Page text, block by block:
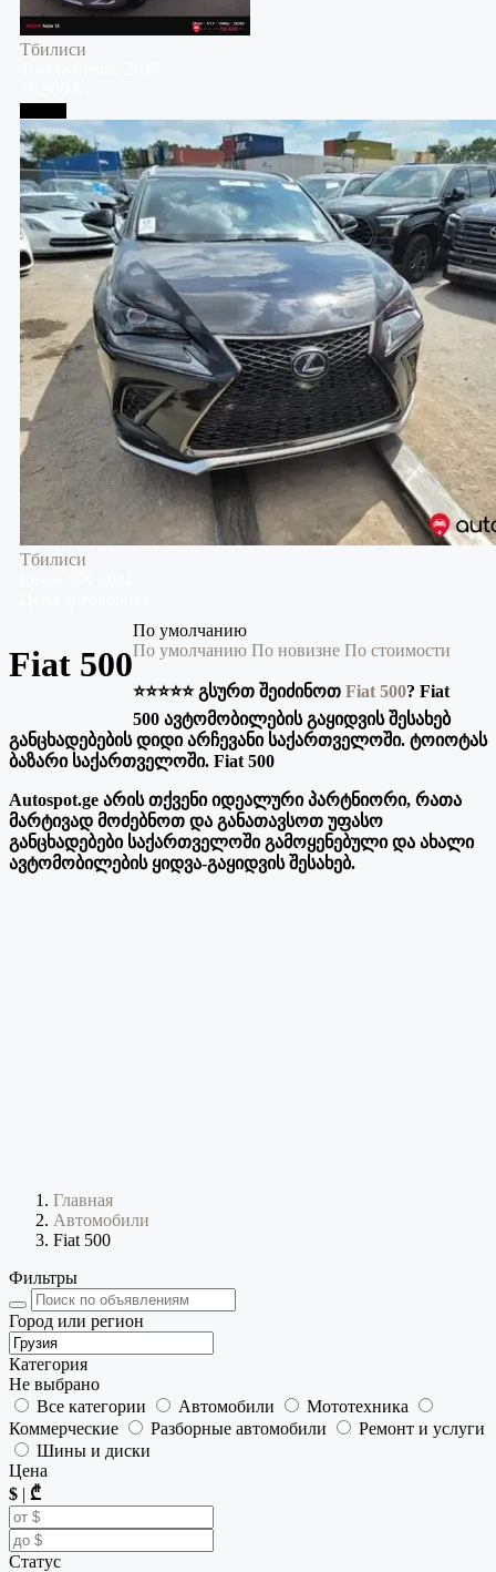
Тбилиси
Тбилиси
Fiat 500
По умолчанию
По умолчанию По новизне По стоимости
⭐️⭐️⭐️⭐️⭐️ გსურთ შეიძინოთ Fiat 500? Fiat
500 ავტომობილების გაყიდვის შესახებ
განცხადებების დიდი არჩევანი საქართველოში. ტოიოტას
ბაზარი საქართველოში. Fiat 500
Autospot.ge არის თქვენი იდეალური პარტნიორი, რათა
მარტივად მოძებნოთ და განათავსოთ უფასო
განცხადებები საქართველოში გამოყენებული და ახალი
ავტომობილების ყიდვა-გაყიდვის შესახებ.
Главная
Автомобили
Fiat 500
Фильтры
Город или регион
Категория
Не выбрано
Все категории
Автомобили
Мототехника
Коммерческие
Разборные автомобили
Ремонт и услуги
Шины и диски
Цена
$ | ₾
Статус